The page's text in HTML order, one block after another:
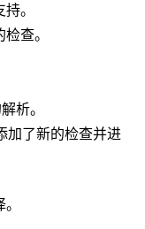
。
查。
析。
加了新的检查并进